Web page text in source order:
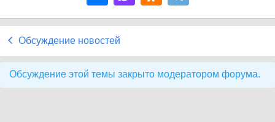
Обсуждение новостей
Обсуждение этой темы закрыто модератором форума.